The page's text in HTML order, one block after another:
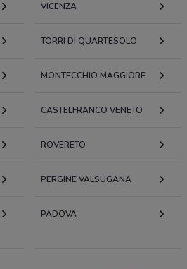
VICENZA
TORRI DI QUARTESOLO
MONTECCHIO MAGGIORE
CASTELFRANCO VENETO
ROVERETO
PERGINE VALSUGANA
PADOVA